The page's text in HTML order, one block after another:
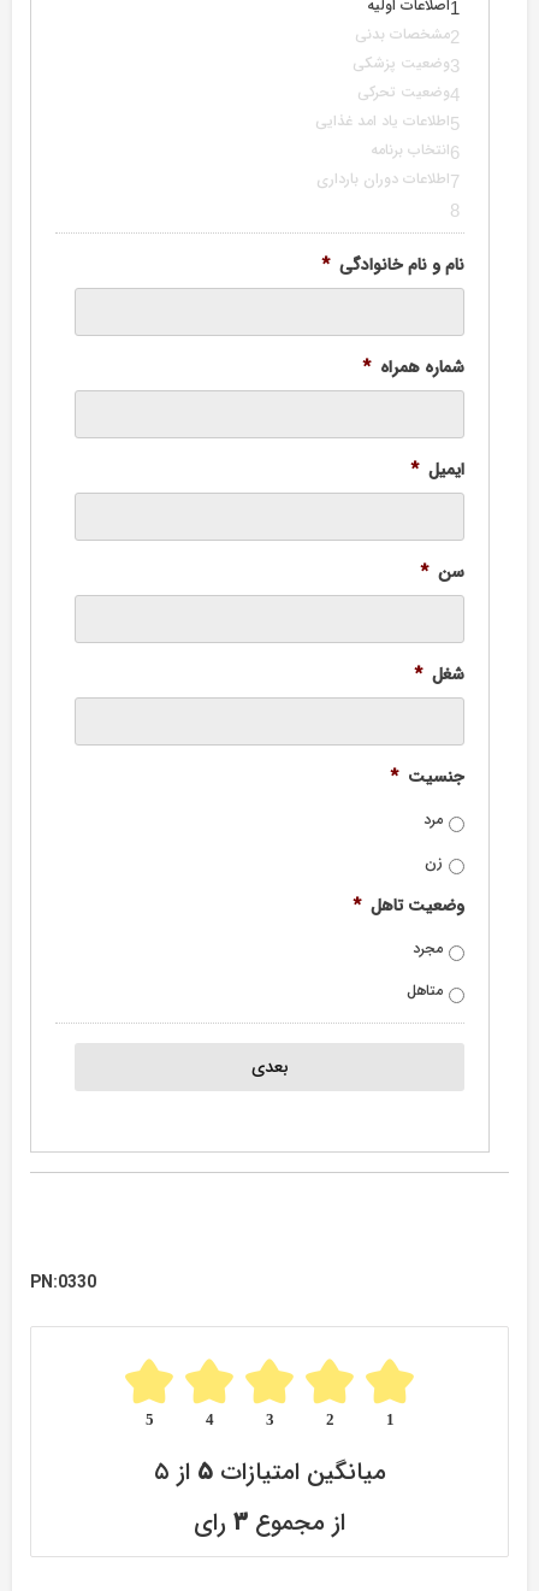
1اصلاعات اولیه
2مشخصات بدنی
3وضعیت پزشکی
4وضعیت تحرکی
5اطلاعات یاد امد غذایی
6انتخاب برنامه
7اطلاعات دوران بارداری
8
نام و نام خانوادگی *
شماره همراه *
ایمیل *
سن *
شغل *
جنسیت *
مرد
زن
وضعیت تاهل *
مجرد
متاهل
PN:0330
5 4 3 2 1
میانگین امتیازات۵ از ۵
از مجموع ۳ رای